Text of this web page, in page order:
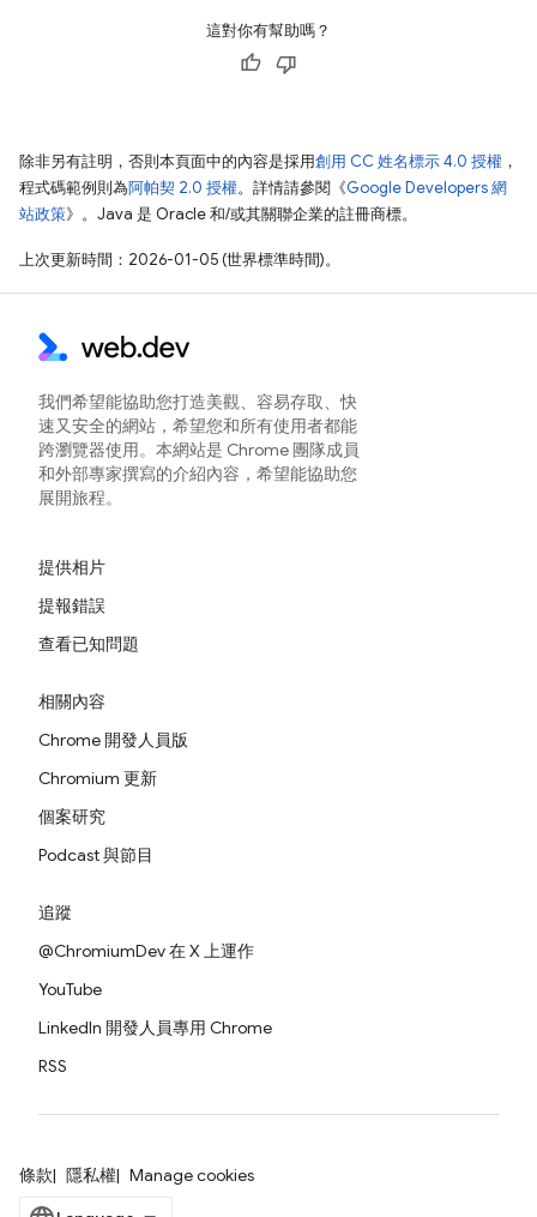
這對你有幫助嗎？
除非另有註明，否則本頁面中的內容是採用創用 CC 姓名標示 4.0 授權 ，
程式碼範例則為阿帕契 2.0 授權。詳情請參閱《Google Developers 網
站政策》。Java 是 Oracle 和/或其關聯企業的註冊商標。
上次更新時間：2026-01-05 (世界標準時間)。
我們希望能協助您打造美觀、容易存取、快
速又安全的網站，希望您和所有使用者都能
跨瀏覽器使用。本網站是 Chrome 團隊成員
和外部專家撰寫的介紹內容，希望能協助您
展開旅程。
提供相片
提報錯誤
查看已知問題
相關內容
Chrome 開發人員版
Chromium 更新
個案研究
Podcast 與節目
追蹤
@ChromiumDev 在 X 上運作
YouTube
LinkedIn 開發人員專用 Chrome
RSS
條款 隱私權 Manage cookies